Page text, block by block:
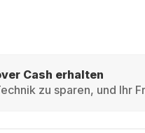
Cash erhalten
zu sparen, und Ihr